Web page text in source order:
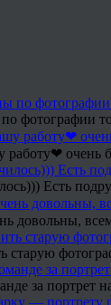
фотографии
работу❤ очень
Есть
довольны,
старую
за портрет